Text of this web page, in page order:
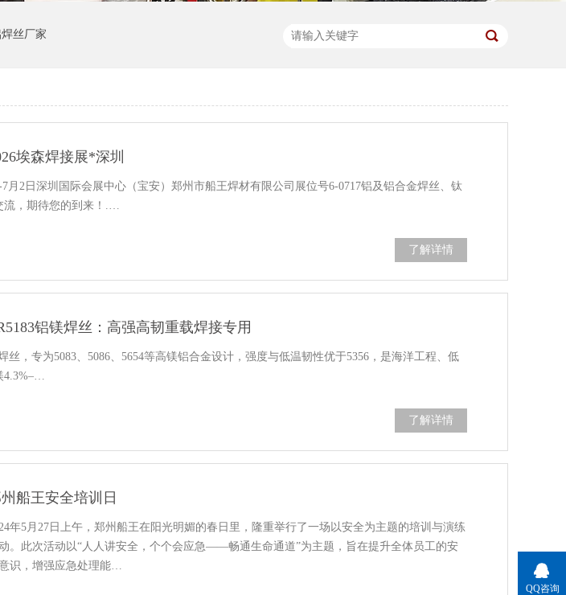
丝厂家
埃森焊接展*深圳
月2日深圳国际会展中心（宝安）郑州市船王焊材有限公司展位号6-0717铝及铝合金焊丝、钛
流，期待您的到来！.…
了解详情
铝镁焊丝：高强高韧重载焊接专用
丝，专为5083、5086、5654等高镁铝合金设计，强度与低温韧性优于5356，是海洋工程、低
4.3%–…
了解详情
船王安全培训日
年5月27日上午，郑州船王在阳光明媚的春日里，隆重举行了一场以安全为主题的培训与演练
。此次活动以“人人讲安全，个个会应急——畅通生命通道”为主题，旨在提升全体员工的安
识，增强应急处理能…
QQ咨询